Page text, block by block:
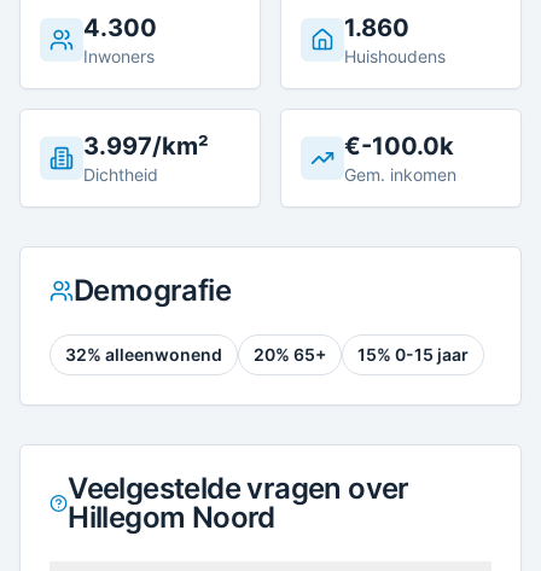
4.300
Inwoners
1.860
Huishoudens
3.997/km²
Dichtheid
€-100.0k
Gem. inkomen
Demografie
32% alleenwonend 20% 65+ 15% 0-15 jaar
Veelgestelde vragen over
Hillegom Noord